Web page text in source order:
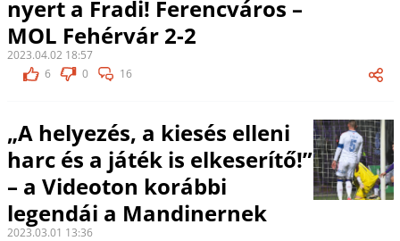
nyert a Fradi! Ferencváros –
MOL Fehérvár 2-2
2023.04.02 18:57
6
0 16
„A helyezés, a kiesés elleni
harc és a játék is elkeserítő!”
– a Videoton korábbi
legendái a Mandinernek
2023.03.01 13:36